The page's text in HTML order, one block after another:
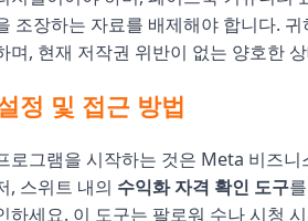
조장하는 자료를 배제해야 합니다.
며, 현재 저작권 위반이 없는 양호한
정 및 접근 방법
로그램을 시작하는 것은 Meta 비즈
, 스위트 내의 수익화 자격 확인 도구
하세요. 이 도구는 팔로워 수나 시청